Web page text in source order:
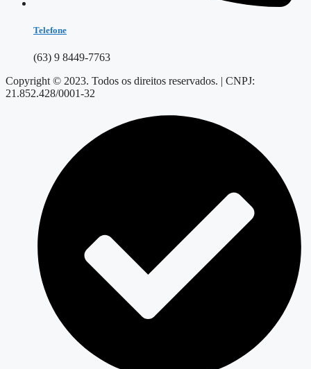
Telefone
(63) 9 8449-7763
Copyright © 2023. Todos os direitos reservados. | CNPJ:
21.852.428/0001-32